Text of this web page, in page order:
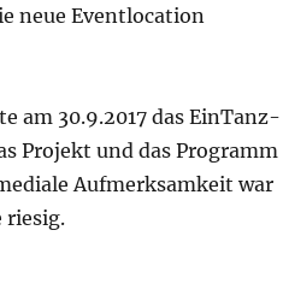
neue Event­lo­ca­ti­on
am 30.9.2017 das Ein­Tanz­
Pro­jekt und das Pro­gramm
Auf­merk­sam­keit war
riesig.